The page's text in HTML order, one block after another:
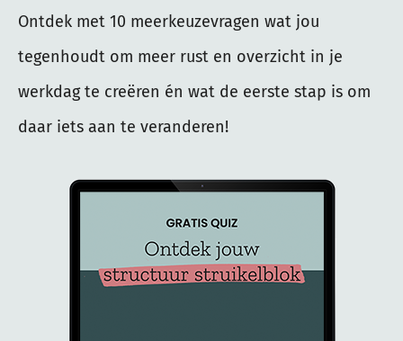
Ontdek met 10 meerkeuzevragen wat jou
tegenhoudt om meer rust en overzicht in je
werkdag te creëren én wat de eerste stap is om
daar iets aan te veranderen!